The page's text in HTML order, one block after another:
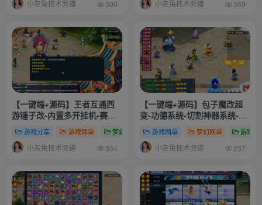
究-搭建教程-攻略-源码
小灰兔技术频道 300 小灰兔技术频道 369
【一键端+源码】王者互通西
游锤子改-内置多开挂机-赛季
副本-VIP累充抽奖等-应有尽有
游戏分享 游戏网单 梦幻网单
小灰兔技术频道 334
【一键端+源码】包子魔改超
变-功德系统-切割神器系统-装
备进阶-战备系统-灵气系统-等
等更多自行体验-搭建教程-攻
略-源码
游戏网单 梦幻网单 游戏分
小灰兔技术频道 237